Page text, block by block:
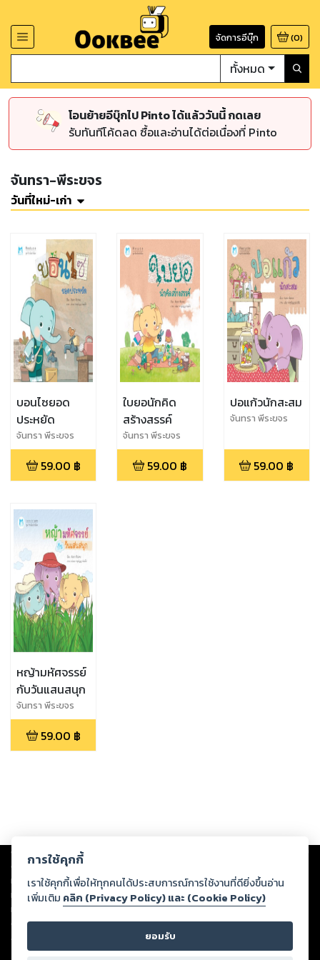
จัดการอีบุ๊ก (0)
ทั้งหมด
โอนย้ายอีบุ๊กไป Pinto ได้แล้ววันนี้ กดเลย
รับทันทีโค้ดลด ซื้อและอ่านได้ต่อเนื่องที่ Pinto
จันทรา-พีระขจร
วันที่ใหม่-เก่า
บอนไซยอด
ประหยัด
จันทรา พีระขจร
59.00 ฿
ใบยอนักคิด
สร้างสรรค์
จันทรา พีระขจร
59.00 ฿
ปอแก้วนักสะสม
จันทรา พีระขจร
59.00 ฿
หญ้ามหัศจรรย์
กับวันแสนสนุก
จันทรา พีระขจร
59.00 ฿
Copyright © 2026
ต่อผลงานหรือเนื้อหาใดที่อัปโหลดผ่านเว็บไซต์และปรากฏว่าละเมิดสิทธิใน
ทรัพย์สินทางปัญญาของบุคคลอื่นหรือขัดต่อกฎหมายและศีลธรรม ดังนั้น ผู้อ่าน
ทุกท่านโปรดใช้วิจารณญาณในการกลั่นกรองด้วยตนเอง และหากท่านพบว่าส่วน
หนึ่งส่วนใดขัดต่อกฎหมายและศีลธรรม กรุณาแจ้งมายังบริษัท เพื่อทีมงานจะได้
ดำเนินการในทันที ทั้งนี้ ทางสตอรี่ล็อกขอสงวนลิขสิทธิ์ตามพระราชบัญญัติ
ลิขสิทธิ์ พ.ศ. 2537 (ฉบับล่าสุด)
การใช้คุกกี้
เราใช้คุกกี้เพื่อให้ทุกคนได้ประสบการณ์การใช้งานที่ดียิ่งขึ้นอ่าน
เพิ่มเติม คลิก (Privacy Policy) และ (Cookie Policy)
ยอมรับ